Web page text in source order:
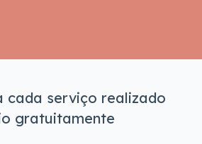
cada serviço realizado
gratuitamente